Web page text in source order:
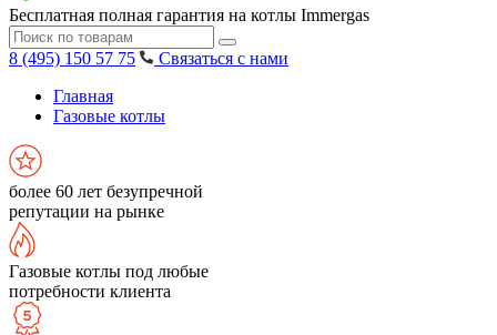
Бесплатная полная гарантия на котлы Immergas
8 (495) 150 57 75
Связаться с нами
Главная
Газовые котлы
более 60 лет безупречной
репутации на рынке
Газовые котлы под любые
потребности клиента